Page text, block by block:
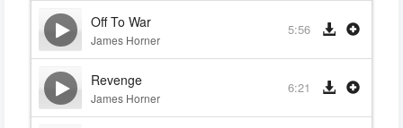
Off To War
James Horner
5:56
Revenge
James Horner
6:21